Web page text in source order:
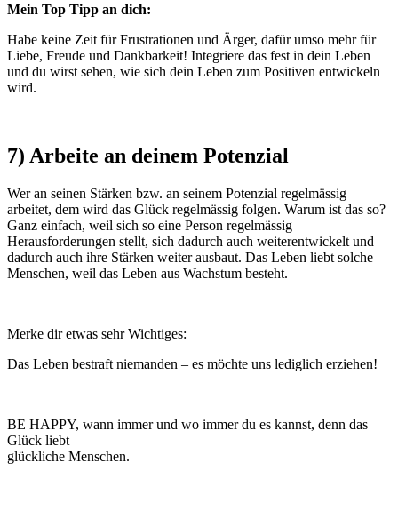
Mein Top Tipp an dich:
Habe keine Zeit für Frustrationen und Ärger, dafür umso mehr für
Liebe, Freude und Dankbarkeit! Integriere das fest in dein Leben
und du wirst sehen, wie sich dein Leben zum Positiven entwickeln
wird.
7) Arbeite an deinem Potenzial
Wer an seinen Stärken bzw. an seinem Potenzial regelmässig
arbeitet, dem wird das Glück regelmässig folgen. Warum ist das so?
Ganz einfach, weil sich so eine Person regelmässig
Herausforderungen stellt, sich dadurch auch weiterentwickelt und
dadurch auch ihre Stärken weiter ausbaut. Das Leben liebt solche
Menschen, weil das Leben aus Wachstum besteht.
Merke dir etwas sehr Wichtiges:
Das Leben bestraft niemanden – es möchte uns lediglich erziehen!
BE HAPPY, wann immer und wo immer du es kannst, denn das
Glück liebt
glückliche Menschen.